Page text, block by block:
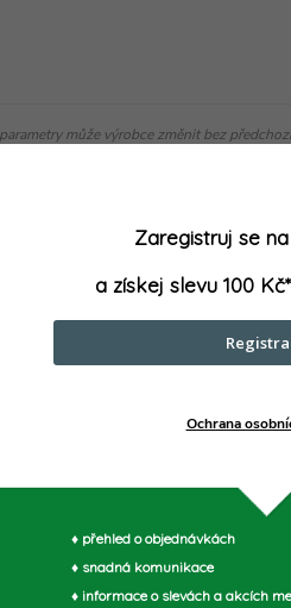
může výrobce změnit bez
produktu
Zaregistruj se
a získej slevu 100
Ochrana
♦ přehled o objednávkách
♦ snadná komunikace
♦ informace o slevách a akcích